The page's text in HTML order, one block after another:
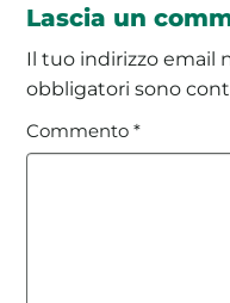
Lascia un
Il tuo indirizzo email
obbligatori sono
Commento*